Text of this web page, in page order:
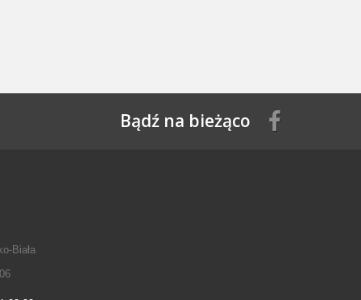
Bądź na bieżąco
Biała